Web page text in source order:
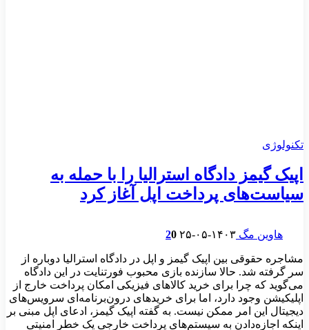
تکنولوژی
اپیک گیمز دادگاه استرالیا را با حمله به
سیاست‌های پرداخت اپل آغاز کرد
هاوین مگ ۱۴۰۳-۰۵-۲۵ 20
مشاجره حقوقی بین اپیک گیمز و اپل در دادگاه استرالیا دوباره از
سر گرفته شد. حالا سازنده بازی محبوب فورتنایت در این دادگاه
می‌گوید که چرا برای خرید کالاهای فیزیکی امکان پرداخت خارج از
اپلیکیشن وجود دارد، اما برای خرید‌های درون‌برنامه‌ای سرویس‌های
دیجیتال این امر ممکن نیست. به‌ گفته اپیک گیمز، ادعای اپل مبنی بر
اینکه اجازه‌دادن به سیستم‌های پرداخت خارجی یک خطر امنیتی